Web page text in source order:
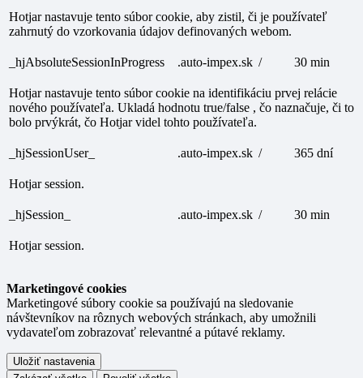
Hotjar nastavuje tento súbor cookie, aby zistil, či je používateľ
zahrnutý do vzorkovania údajov definovaných webom.
_hjAbsoluteSessionInProgress .auto-impex.sk / 30 min
Hotjar nastavuje tento súbor cookie na identifikáciu prvej relácie
nového používateľa. Ukladá hodnotu true/false , čo naznačuje, či to
bolo prvýkrát, čo Hotjar videl tohto používateľa.
_hjSessionUser_ .auto-impex.sk / 365 dní
Hotjar session.
_hjSession_ .auto-impex.sk / 30 min
Hotjar session.
Marketingové cookies
Marketingové súbory cookie sa používajú na sledovanie
návštevníkov na rôznych webových stránkach, aby umožnili
vydavateľom zobrazovať relevantné a pútavé reklamy.
Uložiť nastavenia